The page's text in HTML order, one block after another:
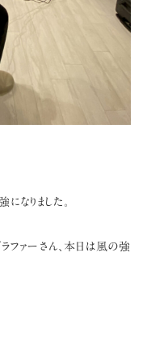
なりました。
ファーさん、 本日は風の強